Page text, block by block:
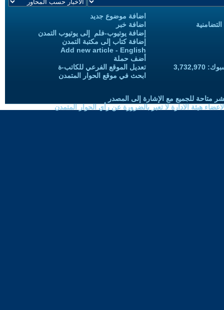
اضافة موضوع جديد
اضافة خبر
إضافة يوتيوب-فلم إلى يوتيوب التمدن
إضافة كتاب إلى مكتبة التمدن
Add new article - English
أضف حملة
تعديل الموقع الفرعي للكاتب-ة
ابحث في موقع الحوار المتمدن
متاحة للجميع مع الإشارة إلى المصدر
هيئة الادارة لا تعبر بالضرورة عن رأي الحوار المتمدن